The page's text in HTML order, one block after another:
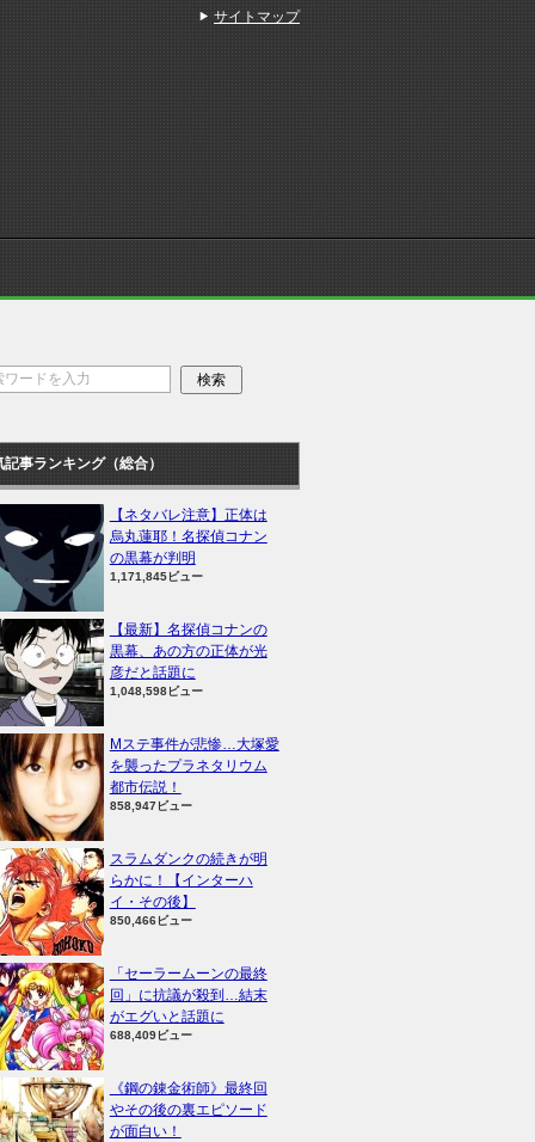
記事ランキング（総合）
【ネタバレ注意】正体は
烏丸蓮耶！名探偵コナン
の黒幕が判明
1,171,845ビュー
【最新】名探偵コナンの
黒幕、あの方の正体が光
彦だと話題に
1,048,598ビュー
Mステ事件が悲惨…大塚愛
を襲ったプラネタリウム
都市伝説！
858,947ビュー
スラムダンクの続きが明
らかに！【インターハ
イ・その後】
850,466ビュー
「セーラームーンの最終
回」に抗議が殺到…結末
がエグいと話題に
688,409ビュー
《鋼の錬金術師》最終回
やその後の裏エピソード
が面白い！
サイトマップ